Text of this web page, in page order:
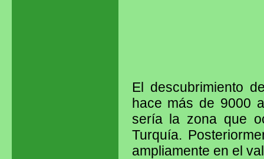
El descubrimiento
hace más de 9000
sería la zona que
Turquía.
ampliamente en el